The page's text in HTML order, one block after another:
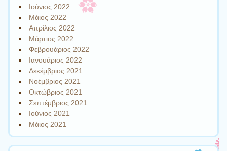
Ιούνιος 2022
Μάιος 2022
Απρίλιος 2022
Μάρτιος 2022
Φεβρουάριος 2022
Ιανουάριος 2022
Δεκέμβριος 2021
Νοέμβριος 2021
Οκτώβριος 2021
Σεπτέμβριος 2021
Ιούνιος 2021
Μάιος 2021